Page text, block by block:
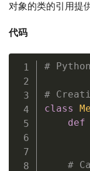
对象的类的引用提供
代码
#
#
class
def
#